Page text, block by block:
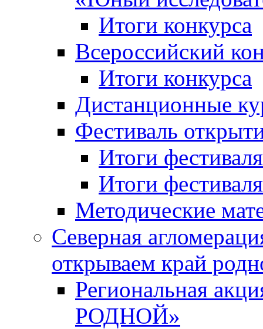
Итоги конкурса
Всероссийский
Итоги конкурса
Дистанционные
Фестиваль
Итоги
Итоги
Методические
Северная
открываем край
Региональная
РОДНОЙ»